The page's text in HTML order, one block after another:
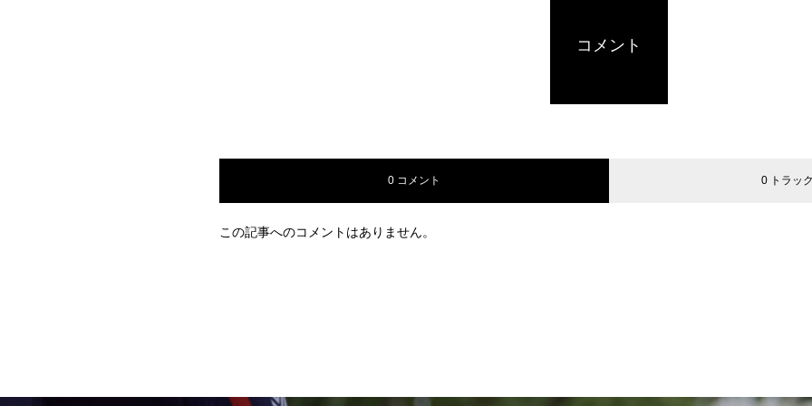
コメント
0 コメント 0 トラッ
この記事へのコメントはありません。